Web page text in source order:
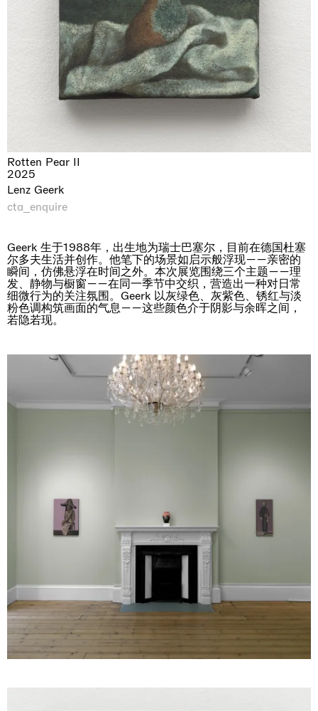
Rotten Pear II
2025
Lenz Geerk
cta_enquire
Geerk 生于1988年，出生地为瑞士巴塞尔，目前在德国杜塞
尔多夫生活并创作。他笔下的场景如启示般浮现——亲密的
瞬间，仿佛悬浮在时间之外。本次展览围绕三个主题——理
发、静物与橱窗——在同一季节中交织，营造出一种对日常
细微行为的关注氛围。Geerk 以灰绿色、灰紫色、锈红与淡
粉色调构筑画面的气息——这些颜色介于阴影与余晖之间，
若隐若现。